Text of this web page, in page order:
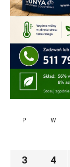
P W
3
4